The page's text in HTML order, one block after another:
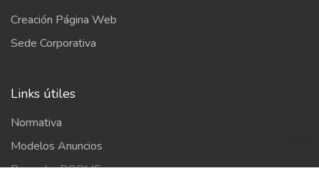
Creación Página Web
Sede Corporativa
Links útiles
Normativa
Modelos Anuncios
Buscador BORME